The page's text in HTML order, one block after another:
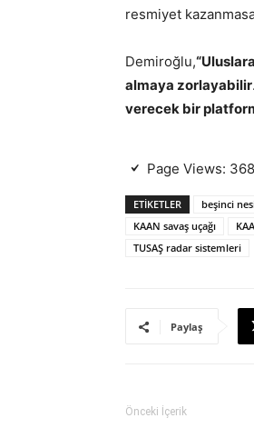
resmiyet
Demiroğlu,
almaya zorlayabilir.
verecek bir
Page Views: 368
ETIKETLER beşinci
KAAN savaş uçağı
TUSAŞ radar sistemleri
Paylaş
Önceki İçerik